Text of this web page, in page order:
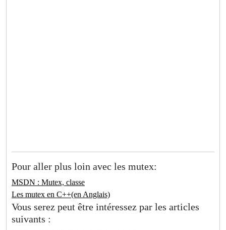
Pour aller plus loin avec les mutex:
MSDN : Mutex, classe
Les mutex en C++(en Anglais)
Vous serez peut être intéressez par les articles
suivants :